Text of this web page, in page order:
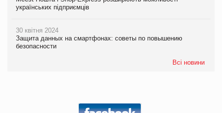
українських підприємців
30 квітня 2024
Защита данных на смартфонах: советы по повышению
безопасности
Всі новини